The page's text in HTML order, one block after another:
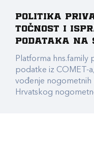
Politika
točnost i
podataka na
Platforma hns.family
podatke iz COMET-
vođenje nogometnih
Hrvatskog